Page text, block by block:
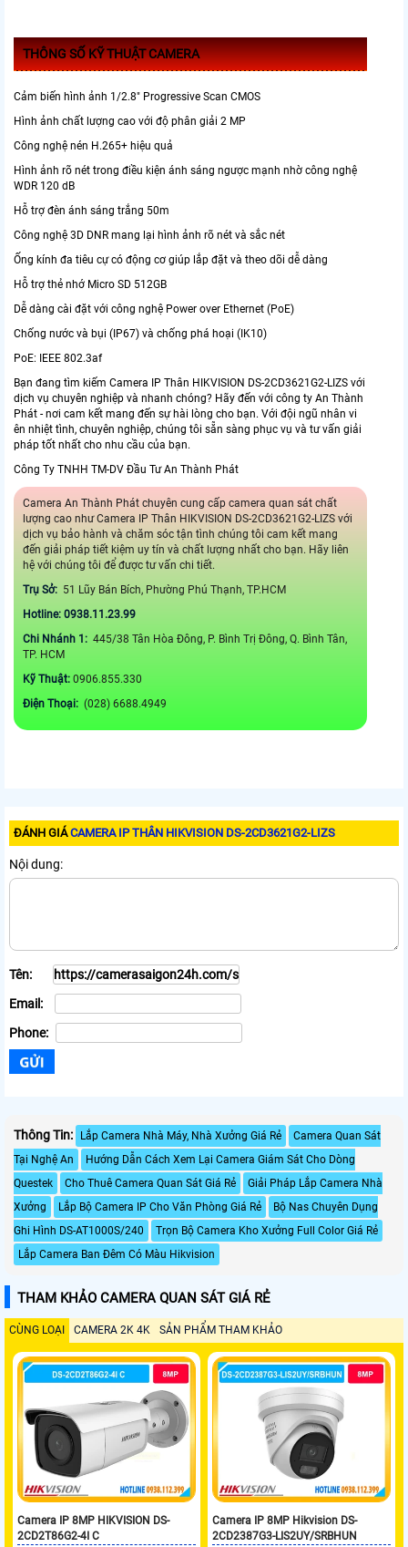
THÔNG SỐ KỸ THUẬT CAMERA
Cảm biến hình ảnh 1/2.8" Progressive Scan CMOS
Hình ảnh chất lượng cao với độ phân giải 2 MP
Công nghệ nén H.265+ hiệu quả
Hình ảnh rõ nét trong điều kiện ánh sáng ngược mạnh nhờ công nghệ
WDR 120 dB
Hỗ trợ đèn ánh sáng trắng 50m
Công nghệ 3D DNR mang lại hình ảnh rõ nét và sắc nét
Ống kính đa tiêu cự có động cơ giúp lắp đặt và theo dõi dễ dàng
Hỗ trợ thẻ nhớ Micro SD 512GB
Dễ dàng cài đặt với công nghệ Power over Ethernet (PoE)
Chống nước và bụi (IP67) và chống phá hoại (IK10)
PoE: IEEE 802.3af
Bạn đang tìm kiếm Camera IP Thân HIKVISION DS-2CD3621G2-LIZS với
dịch vụ chuyên nghiệp và nhanh chóng? Hãy đến với công ty An Thành
Phát - nơi cam kết mang đến sự hài lòng cho bạn. Với đội ngũ nhân vi
ên nhiệt tình, chuyên nghiệp, chúng tôi sẵn sàng phục vụ và tư vấn giải
pháp tốt nhất cho nhu cầu của bạn.
Công Ty TNHH TM-DV Đầu Tư An Thành Phát
Camera An Thành Phát chuyên cung cấp camera quan sát chất
lượng cao như Camera IP Thân HIKVISION DS-2CD3621G2-LIZS với
dịch vụ bảo hành và chăm sóc tận tình chúng tôi cam kết mang
đến giải pháp tiết kiệm uy tín và chất lượng nhất cho bạn. Hãy liên
hệ với chúng tôi để được tư vấn chi tiết.
Trụ Sở: 51 Lũy Bán Bích, Phường Phú Thạnh, TP.HCM
Hotline: 0938.11.23.99
Chi Nhánh 1: 445/38 Tân Hòa Đông, P. Bình Trị Đông, Q. Bình Tân,
TP. HCM
Kỹ Thuật: 0906.855.330
Điện Thoại: (028) 6688.4949
ĐÁNH GIÁCAMERA IP THÂN HIKVISION DS-2CD3621G2-LIZS
Nội dung:
Tên:
Email:
Phone:
Thông Tin: Lắp Camera Nhà Máy, Nhà Xưởng Giá Rẻ
Camera Quan Sát
Tại Nghệ An
Hướng Dẫn Cách Xem Lại Camera Giám Sát Cho Dòng
Questek
Cho Thuê Camera Quan Sát Giá Rẻ
Giải Pháp Lắp Camera Nhà
Xưởng
Lắp Bộ Camera IP Cho Văn Phòng Giá Rẻ
Bộ Nas Chuyên Dụng
Ghi Hình DS-AT1000S/240
Trọn Bộ Camera Kho Xưởng Full Color Giá Rẻ
Lắp Camera Ban Đêm Có Màu Hikvision
THAM KHẢO CAMERA QUAN SÁT GIÁ RẺ
CÙNG LOẠI CAMERA 2K 4K SẢN PHẨM THAM KHẢO
Camera IP 8MP HIKVISION DS-
2CD2T86G2-4I C
Camera IP 8MP Hikvision DS-
2CD2387G3-LIS2UY/SRBHUN